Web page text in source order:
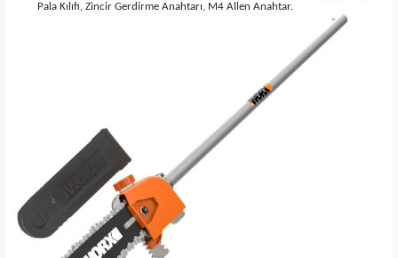
Pala Kılıfı, Zincir Gerdirme Anahtarı, M4 Allen Anahtar.